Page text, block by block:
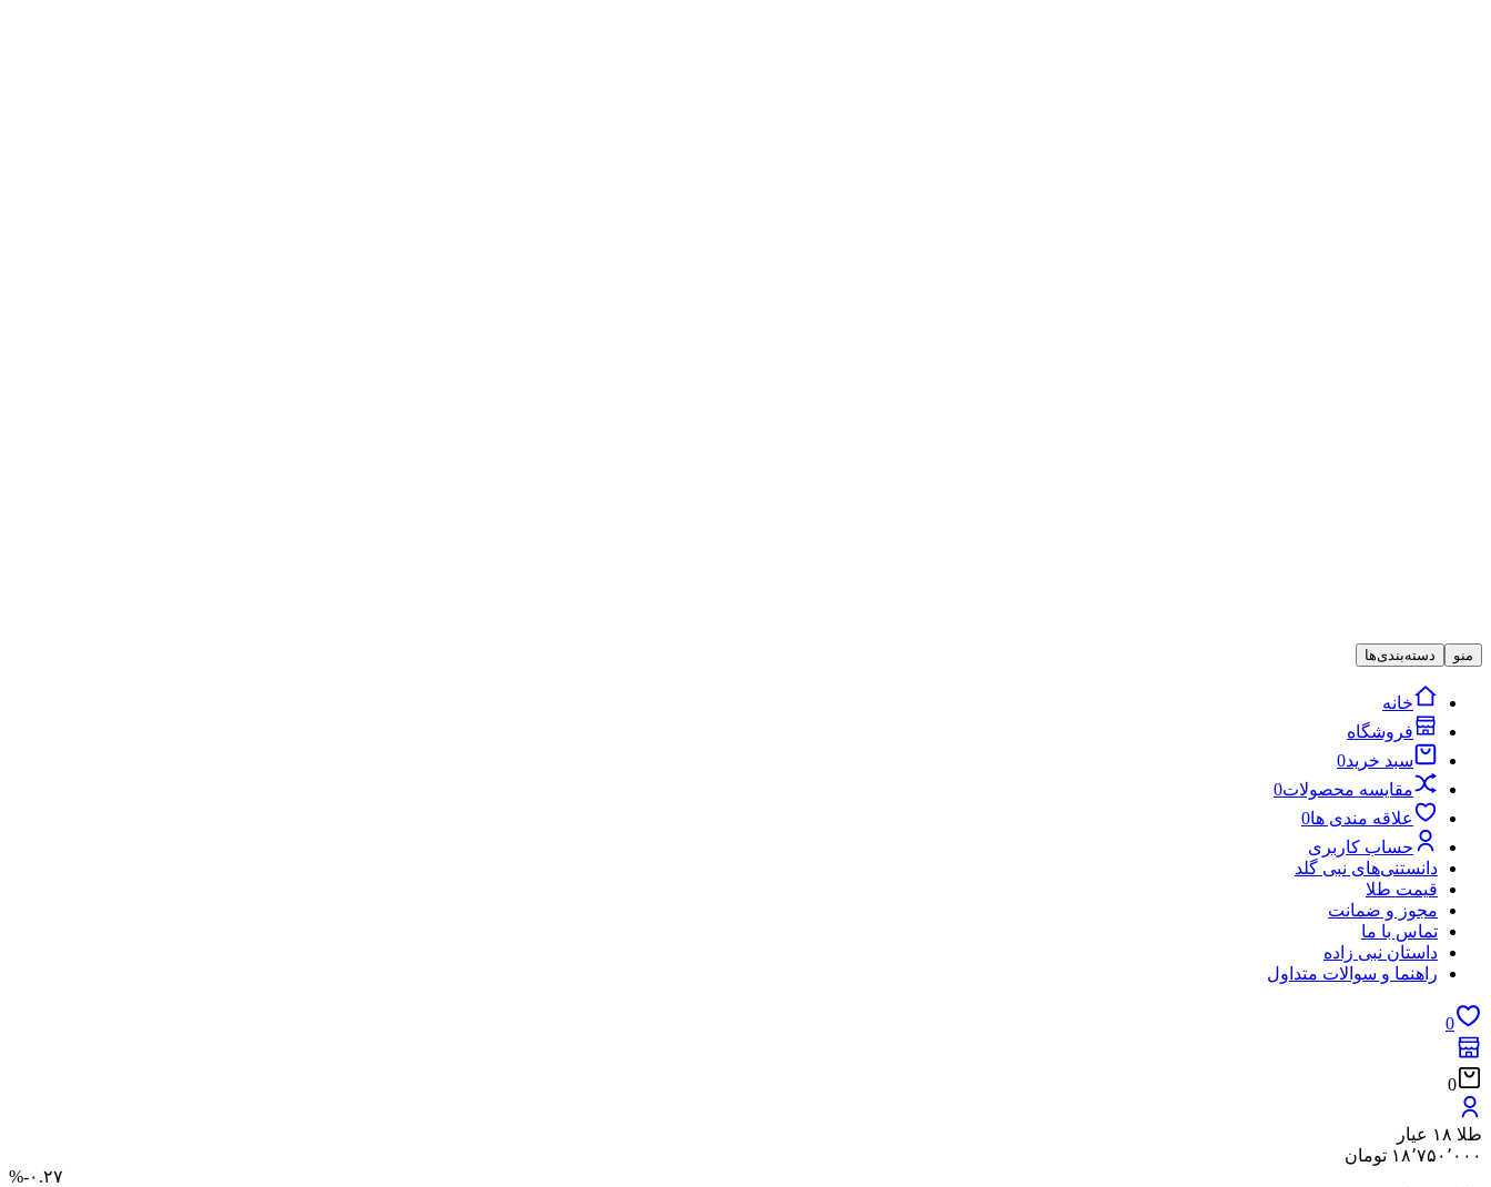
منو دسته‌بندی‌ها
خانه
فروشگاه
سبد خرید0
مقایسه محصولات0
علاقه مندی ها0
حساب کاربری
دانستنی‌های نبی گلد
قیمت طلا
مجوز و ضمانت
تماس با ما
داستان نبی زاده
راهنما و سوالات متداول
0
0
طلا ۱۸ عیار
۱۸٬۷۵۰٬۰۰۰ تومان
%-۰.۲۷